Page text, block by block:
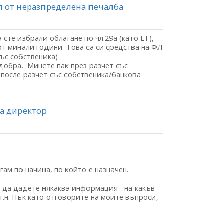
от неразпределена печалба
избрали облагане по чл.29а (като ЕТ),
минали години. Това са си средства на ФЛ
собственика)
Минете пак през разчет със
разчет със собственика/банкова
директор
по начина, по който е назначен.
дадете някаква информация - на какъв
Пък като отговорите на моите въпроси,